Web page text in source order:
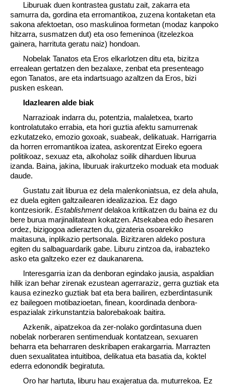
Liburuak duen kontrastea gustatu zait, zakarra eta
samurra da, gordina eta erromantikoa, zuzena kontaketan eta
sakona afektoetan, oso maskulinoa formetan (modaz kanpoko
hitzarra, susmatzen dut) eta oso femeninoa (itzelezkoa
gainera, harrituta geratu naiz) hondoan.
Nobelak Tanatos eta Eros elkarlotzen ditu eta, bizitza
errealean gertatzen den bezalaxe, zenbat eta presenteago
egon Tanatos, are eta indartsuago azaltzen da Eros, bizi
pusken eskean.
Idazlearen alde biak
Narrazioak indarra du, potentzia, malaletxea, txarto
kontrolatutako errabia, eta hori guztia afektu samurrenak
ezkutatzeko, emozio goxoak, suabeak, delikatuak. Harrigarria
da horren erromantikoa izatea, askorentzat Eireko egoera
politikoaz, sexuaz eta, alkoholaz soilik diharduen liburua
izanda. Baina, jakina, liburuak irakurtzeko moduak eta moduak
daude.
Gustatu zait liburua ez dela malenkoniatsua, ez dela ahula,
ez duela egiten galtzailearen idealizazioa. Ez dago
kontzesiorik. Establishmentdelakoa kritikatzen du baina ez du
bere burua marjinalitatean kokatzen. Atsekabea edo ihesaren
ordez, bizigogoa adierazten du, gizateria osoarekiko
maitasuna, inplikazio pertsonala. Bizitzaren aldeko postura
egiten du salbaguardarik gabe. Liburu zintzoa da, irabazteko
asko eta galtzeko ezer ez daukanarena.
Interesgarria izan da denboran egindako jausia, aspaldian
hilik izan behar zirenak ezustean agerraraziz, gerra guztiak eta
kausa ezinezko guztiak bat eta bera bailiren, ezberdintasunik
ez bailegoen motibazioetan, finean, koordinada denbora-
espazialak zirkunstantzia balorebakoak baitira.
Azkenik, aipatzekoa da zer-nolako gordintasuna duen
nobelak norberaren sentimenduak kontatzean, sexuaren
beharra eta beharraren deskribapen erakargarria. Marrazten
duen sexualitatea intuitiboa, delikatua eta basatia da, koktel
ederra edonondik begiratuta.
Oro har hartuta, liburu hau exajeratua da. muturrekoa. Ez